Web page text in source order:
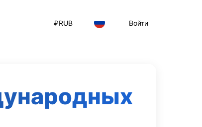
₽RUB Войти